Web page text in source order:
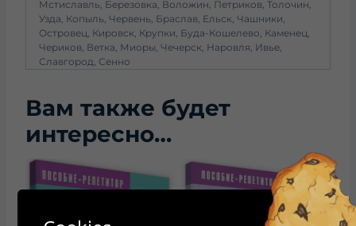
Мстиславль, Березовка, Воложин, Петриков, Толочин,
Узда, Копыль, Червень, Браслав, Ельск, Чашники,
Островец, Кировск, Крупки, Буда-Кошелево, Каменец,
Чериков, Ветка, Миоры, Чечерск, Наровля, Ивье,
Славгород, Сенно
Вам также будет
интересно…